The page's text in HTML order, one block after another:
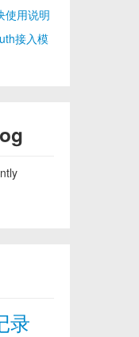
使用说明
接入模
录